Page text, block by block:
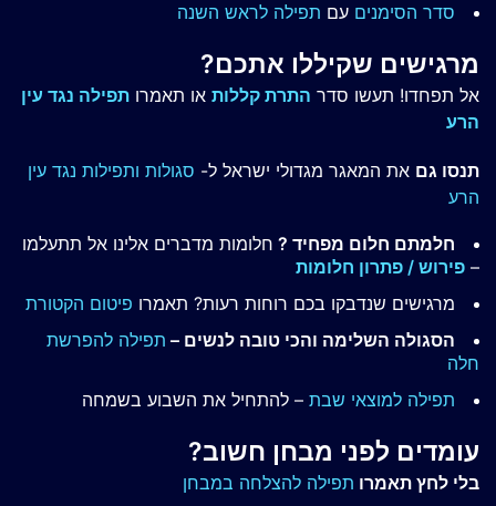
סדר הסימנים עם תפילה לראש השנה
מרגישים שקיללו אתכם?
אל תפחדו! תעשו סדר התרת קללות או תאמרו תפילה נגד עין
הרע
תנסו גם את המאגר מגדולי ישראל ל- סגולות ותפילות נגד עין
הרע
חלמתם חלום מפחיד ? חלומות מדברים אלינו אל תתעלמו
– פירוש / פתרון חלומות
מרגישים שנדבקו בכם רוחות רעות? תאמרו פיטום הקטורת
הסגולה השלימה והכי טובה לנשים – תפילה להפרשת
חלה
תפילה למוצאי שבת – להתחיל את השבוע בשמחה
עומדים לפני מבחן חשוב?
בלי לחץ תאמרו תפילה להצלחה במבחן